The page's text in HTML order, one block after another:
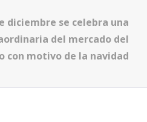
diciembre se celebra una
del mercado del
con motivo de la navidad